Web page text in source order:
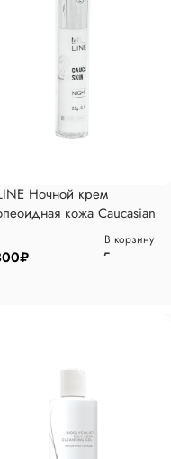
Ночной крем
кожа Caucasian
₽
В корзину